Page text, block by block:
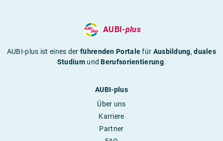
AUBI-plus
AUBI-plus ist eines derführenden Portalefür Ausbildung,duales
StudiumundBerufsorientierung.
AUBI-plus
Über uns
Karriere
Partner